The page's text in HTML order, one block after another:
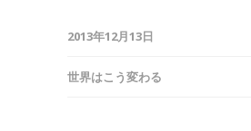
2013年12月13日
世界はこう変わる